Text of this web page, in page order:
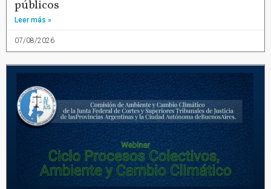
públicos
Leer más »
07/08/2026